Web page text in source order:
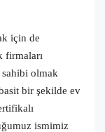
için de
firmaları
sahibi olmak
bir şekilde ev
ismimiz